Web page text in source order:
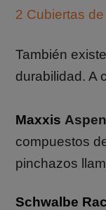
2 Cubiertas
También
durabilidad. A
Maxxis
compuestos
pinchazos
Schwalbe